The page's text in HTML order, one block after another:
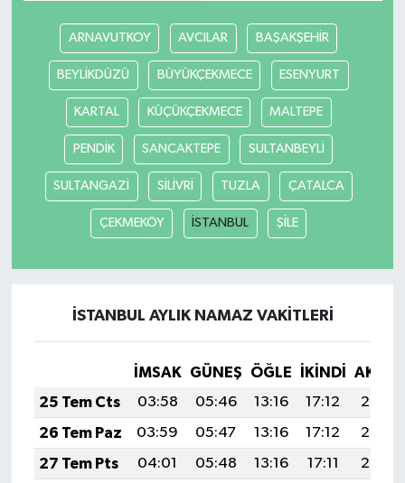
ARNAVUTKOY AVCILAR BAŞAKŞEHİR
BEYLİKDÜZÜ BÜYÜKÇEKMECE ESENYURT
KARTAL KÜÇÜKÇEKMECE MALTEPE
PENDİK SANCAKTEPE SULTANBEYLİ
SULTANGAZİ SİLİVRİ TUZLA ÇATALCA
ÇEKMEKÖY İSTANBUL ŞİLE
İSTANBUL AYLIK NAMAZ VAKITLERI
İMSAK GÜNEŞ ÖĞLE İKINDI
25 Tem Cts
03:58 05:46 13:16 17:12
20:35
26 Tem Paz
03:59 05:47 13:16 17:12
20:34
27 Tem Pts
04:01 05:48 13:16 17:11
20:33